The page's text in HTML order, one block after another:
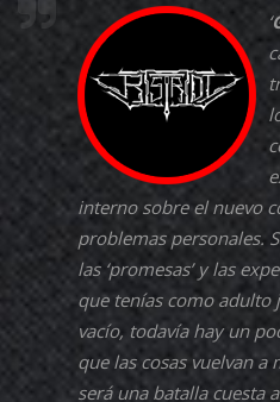
‘
interno sobre el nuevo
problemas personales.
las ‘promesas’ y las
que tenías como adulto
vacío, todavía hay un
que las cosas vuelvan a
será una batalla cuesta